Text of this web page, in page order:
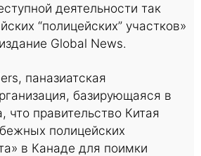
деятельности так
“полицейских” участков»
Global News.
паназиатская
базирующаяся в
что правительство Китая
полицейских
в Канаде для поимки